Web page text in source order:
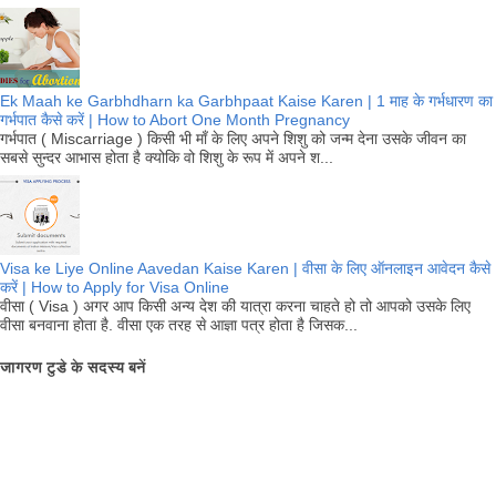
Ek Maah ke Garbhdharn ka Garbhpaat Kaise Karen | 1 माह के गर्भधारण का
गर्भपात कैसे करें | How to Abort One Month Pregnancy
गर्भपात ( Miscarriage ) किसी भी माँ के लिए अपने शिशु को जन्म देना उसके जीवन का
सबसे सुन्दर आभास होता है क्योकि वो शिशु के रूप में अपने श...
Visa ke Liye Online Aavedan Kaise Karen | वीसा के लिए ऑनलाइन आवेदन कैसे
करें | How to Apply for Visa Online
वीसा ( Visa ) अगर आप किसी अन्य देश की यात्रा करना चाहते हो तो आपको उसके लिए
वीसा बनवाना होता है. वीसा एक तरह से आज्ञा पत्र होता है जिसक...
जागरण टुडे के सदस्य बनें